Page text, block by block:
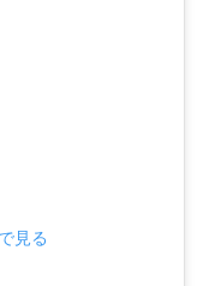
見る